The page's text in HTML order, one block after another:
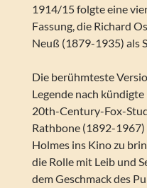
1914/15 folgte eine
Fassung, die Richard
Neuß (1879-1935) als
Die berühmteste
Legende nach
20th-Century-Fox-
Rathbone (1892-1967)
Holmes ins Kino zu
die Rolle mit Leib und
dem Geschmack des